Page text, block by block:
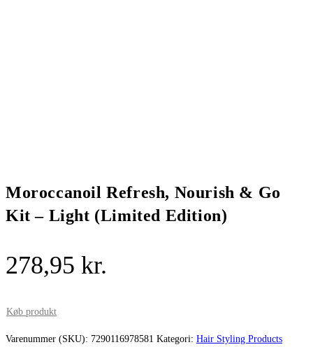
Moroccanoil Refresh, Nourish & Go
Kit – Light (Limited Edition)
278,95 kr.
Køb produkt
Varenummer (SKU): 7290116978581 Kategori: Hair Styling Products